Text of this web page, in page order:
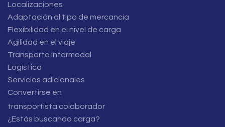
Localizaciones
Adaptación al tipo de mercancía
Flexibilidad en el nivel de carga
Agilidad en el viaje
Transporte intermodal
Logística
Servicios adicionales
Convertirse en
transportista colaborador
¿Estás buscando carga?